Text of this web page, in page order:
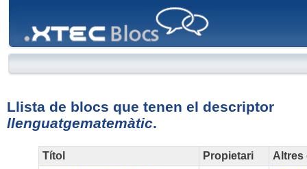
Llista de blocs que tenen el descriptor
llenguatgematemàtic.
Títol Propietari
Altres